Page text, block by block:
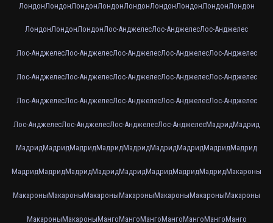
ЛондонЛондонЛондонЛондонЛондонЛондонЛондонЛондонЛондон
ЛондонЛондонЛондонЛос-АнджелесЛос-АнджелесЛос-Анджелес
Лос-АнджелесЛос-АнджелесЛос-АнджелесЛос-АнджелесЛос-Анджелес
Лос-АнджелесЛос-АнджелесЛос-АнджелесЛос-АнджелесЛос-Анджелес
Лос-АнджелесЛос-АнджелесЛос-АнджелесЛос-АнджелесЛос-Анджелес
Лос-АнджелесЛос-АнджелесЛос-АнджелесЛос-АнджелесМадридМадрид
МадридМадридМадридМадридМадридМадридМадридМадридМадрид
МадридМадридМадридМадридМадридМадридМадридМадридМакароны
МакароныМакароныМакароныМакароныМакароныМакароныМакароны
МакароныМакароныМангоМангоМангоМангоМангоМангоМанго